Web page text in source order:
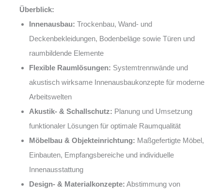
Überblick:
Innenausbau: Trockenbau, Wand- und
Deckenbekleidungen, Bodenbeläge sowie Türen und
raumbildende Elemente
Flexible Raumlösungen: Systemtrennwände und
akustisch wirksame Innenausbaukonzepte für moderne
Arbeitswelten
Akustik- & Schallschutz: Planung und Umsetzung
funktionaler Lösungen für optimale Raumqualität
Möbelbau & Objekteinrichtung: Maßgefertigte Möbel,
Einbauten, Empfangsbereiche und individuelle
Innenausstattung
Design- & Materialkonzepte: Abstimmung von